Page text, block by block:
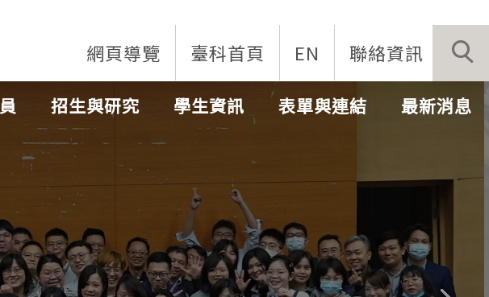
網頁導覽 臺科首頁 EN 聯絡資訊
招生與研究 學生資訊 表單與連結 最新消息